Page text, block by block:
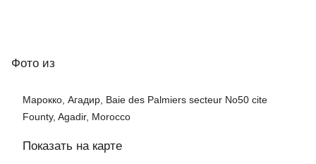
Фото из
Марокко, Агадир, Baie des Palmiers secteur No50 cite
Founty, Agadir, Morocco
Показать на карте